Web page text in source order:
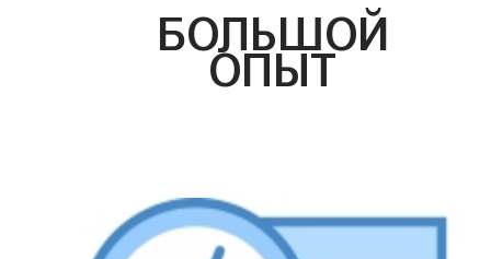
БОЛЬШОЙ
ОПЫТ